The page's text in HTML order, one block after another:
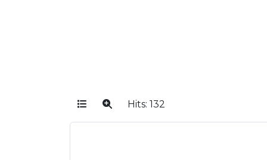
Hits: 132